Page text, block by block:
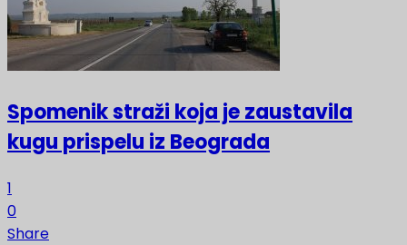
Spomenik straži koja je zaustavila
kugu prispelu iz Beograda
1
0
Share